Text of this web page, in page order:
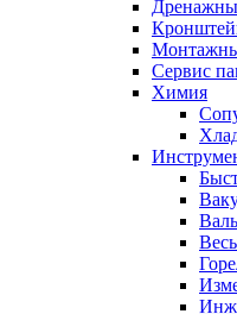
Сервис
Химия